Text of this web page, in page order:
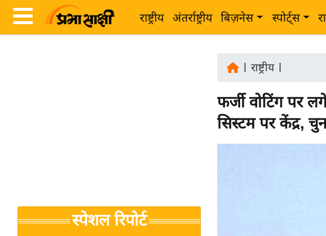
राष्ट्रीय अंतर्राष्ट्रीय बिज़नेस स्पोर्ट्स
Breaking
News in
जगत
स्पेशल रिपोर्ट
राष्ट्रीय|
फर्जी वोटिंग पर
सिस्टम पर केंद्र,